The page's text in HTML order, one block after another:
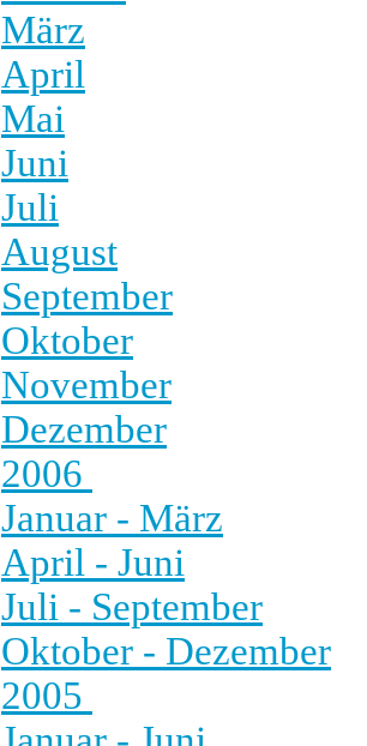
März
April
Mai
Juni
Juli
August
September
Oktober
November
Dezember
2006
Januar - März
April - Juni
Juli - September
Oktober - Dezember
2005